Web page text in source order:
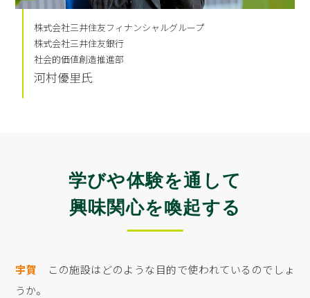
株式会社三井住友フィナンシャルグループ
株式会社三井住友銀行
社会的価値創造推進部
河村優里氏
学びや体験を通して
興味関心を喚起する
宇賀 この施設はどのような目的で使われているのでしょ
うか。